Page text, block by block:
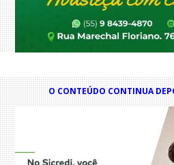
O CONTEÚDO CONTINUA